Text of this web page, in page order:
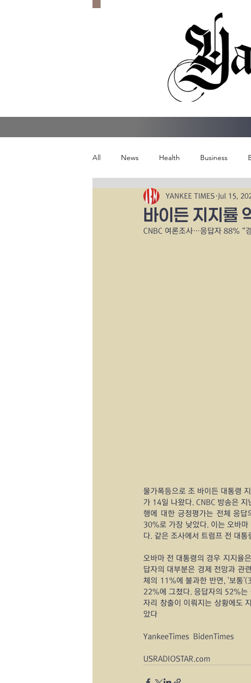
All News Health Business
바이든 지지률
YANKEE TIMES Jul 15,
CNBC 여론조사…응답자 88% “
물가폭등으로 조 바이든 대통령
가 14일 나왔다. CNBC 방송은
행에 대한 긍정평가는 전체 응
30%로 가장 낮았다. 이는 오바마
다. 같은 조사에서 트럼프 전 대
오바마 전 대통령의 경우 지지율
답자의 대부분은 경제 전망과 관
체의 11%에 불과한 반면, '보통
22%에 그쳤다. 응답자의 52%는
자리 창출이 이뤄지는 상황에도
았다
YankeeTimes  BidenTimes
USRADIOSTAR.com